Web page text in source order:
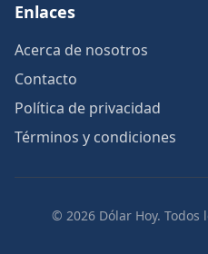
Enlaces
Acerca de nosotros
Contacto
Política de privacidad
Términos y condiciones
© 2026 Dólar Hoy. Todos